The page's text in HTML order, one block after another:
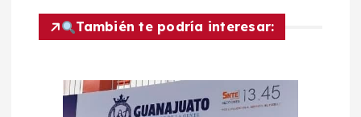
c
También te podría interesar: